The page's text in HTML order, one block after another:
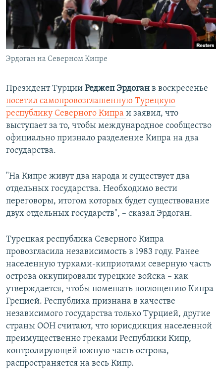
ПОБЕДИТЕЛЕЙ НЕ СУДЯТ?
КРЫМ.НЕПОКОРЕННЫЙ
ELIFBE
УКРАИНСКАЯ ПРОБЛЕМА КРЫМА
ПРИСОЕДИНЯЙТЕСЬ!
Эрдоган на Северном Кипре
Президент Турции Реджеп Эрдоган в воскресенье
посетил самопровозглашенную Турецкую
республику Северного Кипра и заявил, что
выступает за то, чтобы международное сообщество
официально признало разделение Кипра на два
государства.
"На Кипре живут два народа и существует два
отдельных государства. Необходимо вести
переговоры, итогом которых будет существование
двух отдельных государств", – сказал Эрдоган.
Турецкая республика Северного Кипра
провозгласила независимость в 1983 году. Ранее
населенную турками-киприотами северную часть
острова оккупировали турецкие войска – как
утверждается, чтобы помешать поглощению Кипра
Грецией. Республика признана в качестве
независимого государства только Турцией, другие
страны ООН считают, что юрисдикция населенной
преимущественно греками Республики Кипр,
контролирующей южную часть острова,
распространяется на весь Кипр.